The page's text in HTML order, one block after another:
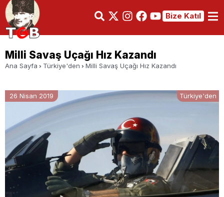
Bize Katıl
Milli Savaş Uçağı Hız Kazandı
Ana Sayfa Türkiye'den Milli Savaş Uçağı Hız Kazandı
26 Nisan 2019 Türkiye'den